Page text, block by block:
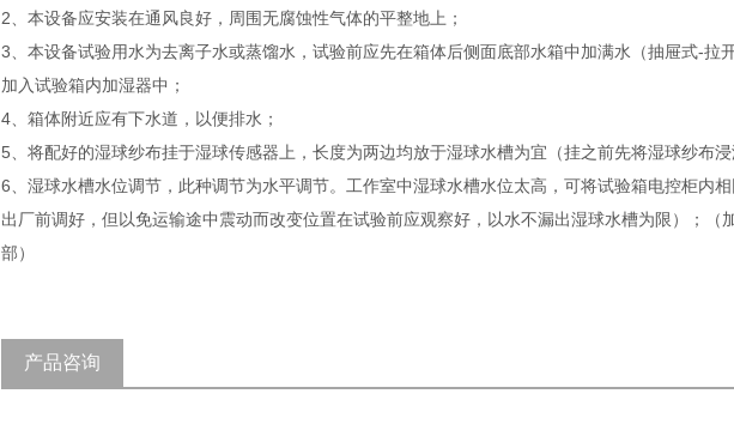
2、本设备应安装在通风良好，周围无腐蚀性气体的平整地上；
3、本设备试验用水为去离子水或蒸馏水，试验前应先在箱体后侧面底部水箱中加满水（抽屉式-拉
加入试验箱内加湿器中；
4、箱体附近应有下水道，以便排水；
5、将配好的湿球纱布挂于湿球传感器上，长度为两边均放于湿球水槽为宜（挂之前先将湿球纱布
6、湿球水槽水位调节，此种调节为水平调节。工作室中湿球水槽水位太高，可将试验箱电控柜内
出厂前调好，但以免运输途中震动而改变位置在试验前应观察好，以水不漏出湿球水槽为限）；
部）
产品咨询